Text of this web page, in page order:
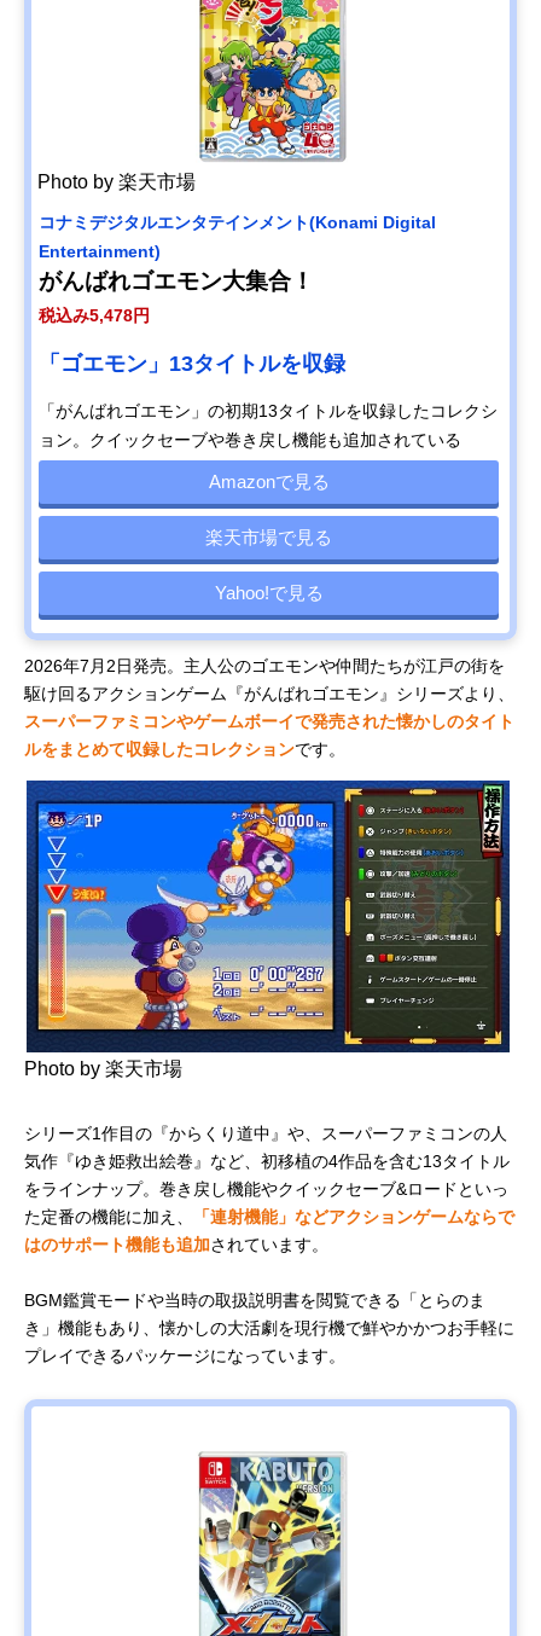
ドエンタテ
インメント
Back to the
Dawn~ブレ
アニマル・
物語
Amazonで
見る
ブロッコリ
ー
(BROCCOLI
) エトランジ
ュ オーヴァ
の令嬢、地
獄を往く
見る
ア・エニッ
クス
(SQUARE
ENIX) ドラ
ゴンクエス
ト Ⅶ
Reimagined
クエ7』が現
代的に再構
築
スティング
ドカポン3・
2・1 スーパ
「友情破
壊」ゲーム
の元祖が復
刻！
すごろく
RPG
税込み3,960
見る
スクウェ
ア・エニッ
クス
ENIX) オク
トパストラ
オルステラ
大陸で描か
れる新たな
RPG
税込み7,678
円
Amazonで
見る
コナミデジ
ト(Konami
Digital
Entertainme
nt) 桃太郎電
鉄2 ～あなた
の町も きっ
とある～ 東
日本編+西日
過去最大級
の「桃鉄」
が登場！
ボードゲー
ム
税込み7,980
円
バンダイナ
ーテインメ
ナイトメア3
丈夫
ャー
Photo by 楽天市場
コナミデジタルエンタテインメント(Konami Digital
Entertainment)
がんばれゴエモン大集合！
税込み5,478円
「ゴエモン」13タイトルを収録
「がんばれゴエモン」の初期13タイトルを収録したコレクシ
ョン。クイックセーブや巻き戻し機能も追加されている
Amazonで見る
楽天市場で見る
Yahoo!で見る
2026年7月2日発売。主人公のゴエモンや仲間たちが江戸の街を
駆け回るアクションゲーム『がんばれゴエモン』シリーズより、
スーパーファミコンやゲームボーイで発売された懐かしのタイト
ルをまとめて収録したコレクションです。
Photo by 楽天市場
シリーズ1作目の『からくり道中』や、スーパーファミコンの人
気作『ゆき姫救出絵巻』など、初移植の4作品を含む13タイトル
をラインナップ。巻き戻し機能やクイックセーブ&ロードといっ
た定番の機能に加え、
「連射機能」などアクションゲームならで
はのサポート機能も追加されています。
BGM鑑賞モードや当時の取扱説明書を閲覧できる「とらのま
き」機能もあり、懐かしの大活劇を現行機で鮮やかかつお手軽に
プレイできるパッケージになっています。